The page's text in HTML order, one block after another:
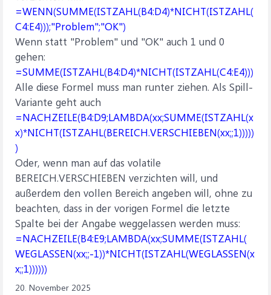
=WENN(SUMME(ISTZAHL(B4:D4)*NICHT(ISTZAHL(
C4:E4)));"Problem";"OK")
Wenn statt "Problem" und "OK" auch 1 und 0
gehen:
=SUMME(ISTZAHL(B4:D4)*NICHT(ISTZAHL(C4:E4)))
Alle diese Formel muss man runter ziehen. Als Spill-
Variante geht auch
=NACHZEILE(B4:D9;LAMBDA(xx;SUMME(ISTZAHL(x
x)*NICHT(ISTZAHL(BEREICH.VERSCHIEBEN(xx;;1)))))
)
Oder, wenn man auf das volatile
BEREICH.VERSCHIEBEN verzichten will, und
außerdem den vollen Bereich angeben will, ohne zu
beachten, dass in der vorigen Formel die letzte
Spalte bei der Angabe weggelassen werden muss:
=NACHZEILE(B4:E9;LAMBDA(xx;SUMME(ISTZAHL(
WEGLASSEN(xx;;-1))*NICHT(ISTZAHL(WEGLASSEN(x
x;;1))))))
20. November 2025